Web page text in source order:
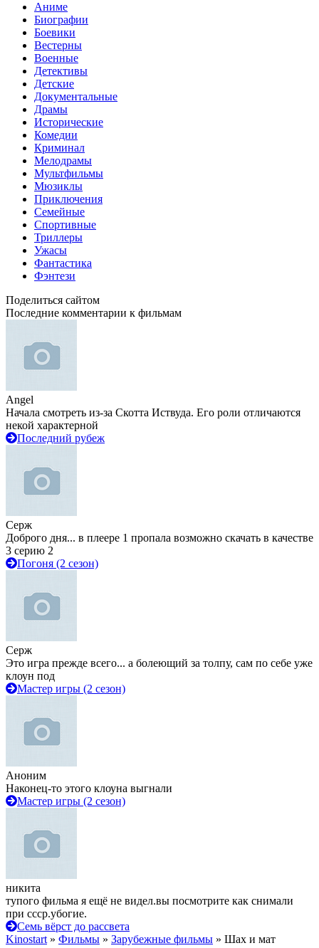
Аниме
Биографии
Боевики
Вестерны
Военные
Детективы
Детские
Документальные
Драмы
Исторические
Комедии
Криминал
Мелодрамы
Мультфильмы
Мюзиклы
Приключения
Семейные
Спортивные
Триллеры
Ужасы
Фантастика
Фэнтези
Поделиться сайтом
Последние комментарии к фильмам
Angel
Начала смотреть из-за Скотта Иствуда. Его роли отличаются
некой характерной
Последний рубеж
Серж
Доброго дня... в плеере 1 пропала возможно скачать в качестве
3 серию 2
Погоня (2 сезон)
Серж
Это игра прежде всего... а болеющий за толпу, сам по себе уже
клоун под
Мастер игры (2 сезон)
Аноним
Наконец-то этого клоуна выгнали
Мастер игры (2 сезон)
никита
тупого фильма я ещё не видел.вы посмотрите как снимали
при ссср.убогие.
Семь вёрст до рассвета
Kinostart » Фильмы » Зарубежные фильмы » Шах и мат